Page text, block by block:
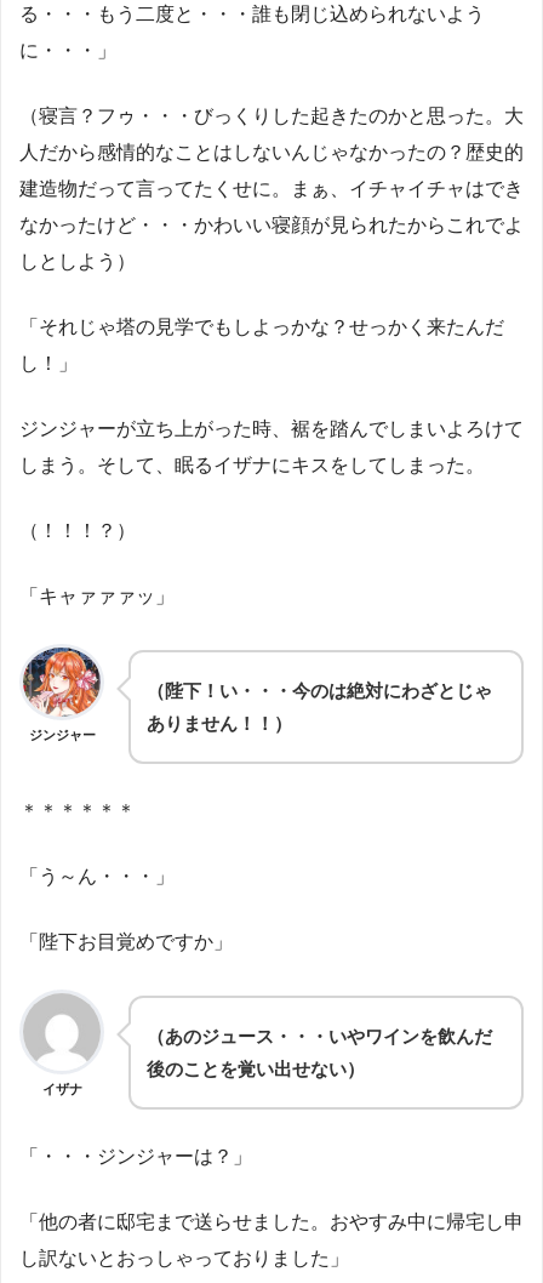
る・・・もう二度と・・・誰も閉じ込められないよう
に・・・」
（寝言？フゥ・・・びっくりした起きたのかと思った。大
人だから感情的なことはしないんじゃなかったの？歴史的
建造物だって言ってたくせに。まぁ、イチャイチャはでき
なかったけど・・・かわいい寝顔が見られたからこれでよ
しとしよう）
「それじゃ塔の見学でもしよっかな？せっかく来たんだ
し！」
ジンジャーが立ち上がった時、裾を踏んでしまいよろけて
しまう。そして、眠るイザナにキスをしてしまった。
（！！！？）
「キャァァァッ」
ジンジャー
（陛下！い・・・今のは絶対にわざとじゃ
ありません！！）
＊＊＊＊＊＊
「う～ん・・・」
「陛下お目覚めですか」
イザナ
（あのジュース・・・いやワインを飲んだ
後のことを覚い出せない）
「・・・ジンジャーは？」
「他の者に邸宅まで送らせました。おやすみ中に帰宅し申
し訳ないとおっしゃっておりました」